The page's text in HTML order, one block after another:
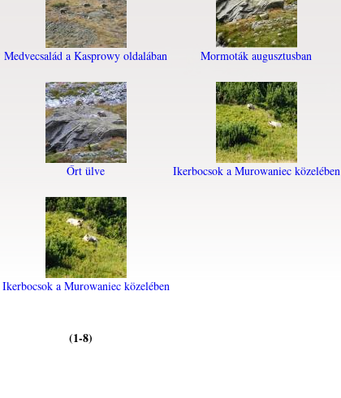
Medvecsalád a Kasprowy oldalában Mormoták augusztusban
Őrt ülve Ikerbocsok a Murowaniec közelében
Ikerbocsok a Murowaniec közelében
(1-8)